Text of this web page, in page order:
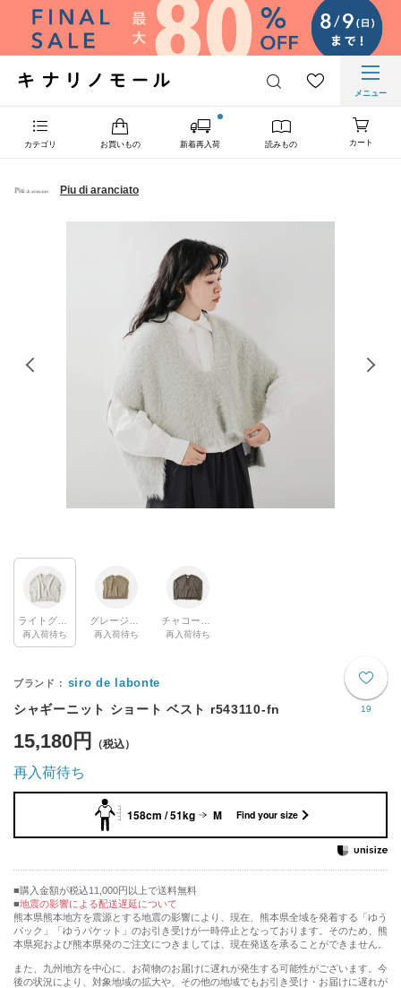
メニュー
カテゴリ お買いもの 新着再入荷 読みもの カート
Piu di aranciato
再入荷待ち 再入荷待ち 再入荷待ち
19
siro de labonte
シャギーニット ショート ベスト r543110-fn
15,180円
再入荷待ち
158cm / 51kg M Find your size
購入金額が税込11,000円以上で送料無料
地震の影響による配送遅延について
熊本県熊本地方を震源とする地震の影響により、現在、熊本県全域を発着する「ゆう
パック」「ゆうパケット」のお引き受けが一時停止となっております。そのため、熊
本県宛および熊本県発のご注文につきましては、現在発送を承ることができません。
また、九州地方を中心に、お荷物のお届けに遅れが発生する可能性がございます。今
後の状況により、対象地域の拡大や、その他の地域でもお引き受け・お届けに遅れが